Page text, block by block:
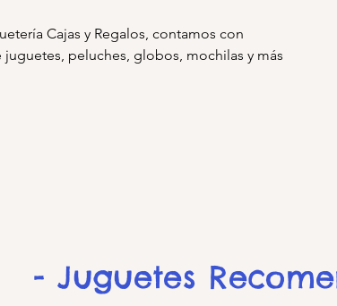
Cajas y Regalos, contamos con
juguetes, peluches, globos, mochilas y más
- Juguetes